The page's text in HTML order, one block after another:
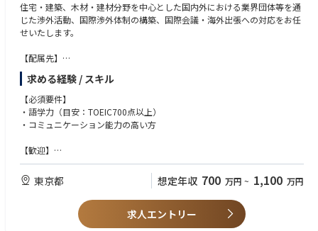
住宅・建築、木材・建材分野を中心とした国内外における業界団体等を通
じた渉外活動、国際渉外体制の構築、国際会議・海外出張への対応をお任
せいたします。
【配属先】
コーポレート本部 渉外室（主務者10名＋兼務者3名）
【想定される職務内容】
■住宅・建築、木材・建材分野を中心に、国内外おける業界団体等を通じ
た渉外活動の他、国際渉外活動の推進に資する社内体制の整備や、社外関
政策に関連する情報の収集やリスク管理等、国内・国際渉外活動を幅広く
■具体の業務としては、関係省庁（国土交通省、経済産業省、環境省、林
野庁等）との各種政策に係る意見交換、業界団体（一般社団法人 住宅生産
団体連合会（住団連）、一般社団法人 国際住宅建築都市産業協会（JUB
H）等）と連携した委員会・ワーキング活動、社内外における意見の集
求める経験 / スキル
【必須要件】
・語学力（目安：TOEIC700点以上）
・コミュニケーション能力の高い方
【歓迎】
・社会/政治/経済の動きや国の政策/制度に関心のある方
・全社視点で課題を捉え、解決に向けて前向きに行動できる方
・各種情報を適確に捉え、分かりやすく伝える文書・資料作成スキルのあ
東京都 想定年収 700 万円 ~ 1,100 万円
求人エントリー